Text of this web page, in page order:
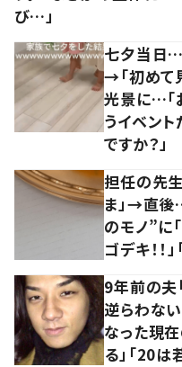
び…」
七夕当日…
→「初めて
光景に…「
うイベント
ですか？」
担任の先
ま」→直
のモノ”に
ゴデキ！！
9年前の夫
逆らわな
なった現
る」「20は